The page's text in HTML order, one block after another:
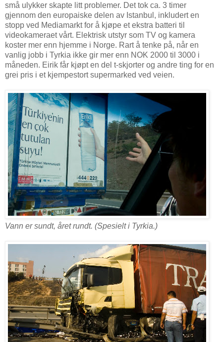
små ulykker skapte litt problemer. Det tok ca. 3 timer
gjennom den europaiske delen av Istanbul, inkludert en
stopp ved Mediamarkt for å kjøpe et ekstra batteri til
videokameraet vårt. Elektrisk utstyr som TV og kamera
koster mer enn hjemme i Norge. Rart å tenke på, når en
vanlig jobb i Tyrkia ikke gir mer enn NOK 2000 til 3000 i
måneden. Eirik får kjøpt en del t-skjorter og andre ting for en
grei pris i et kjempestort supermarked ved veien.
Vann er sundt, året rundt. (Spesielt i Tyrkia.)